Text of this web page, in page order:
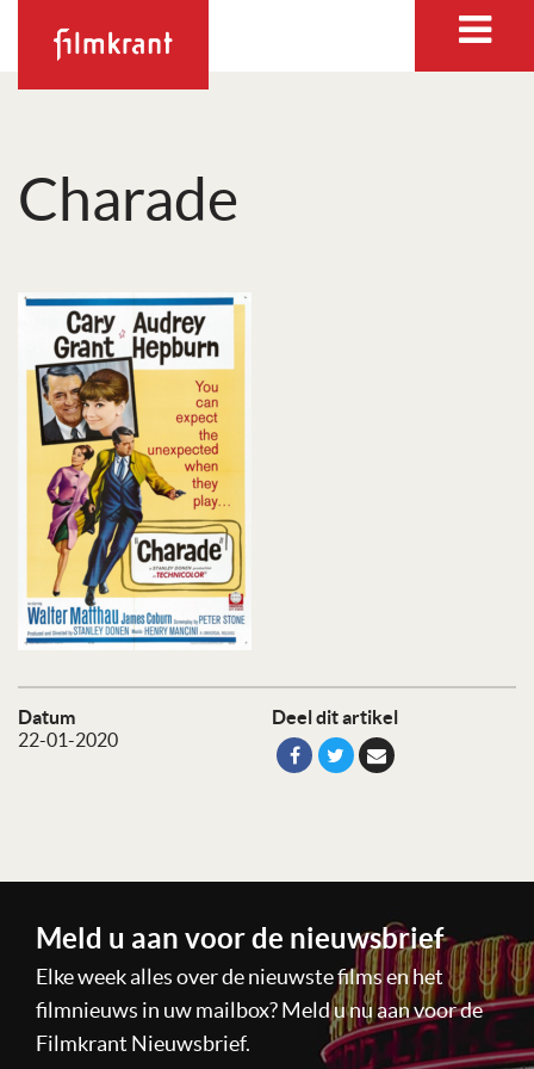
Charade
Datum
22-01-2020
Deel dit artikel
Meld u aan voor de nieuwsbrief
Elke week alles over de nieuwste films en het
filmnieuws in uw mailbox? Meld u nu aan voor de
Filmkrant Nieuwsbrief.